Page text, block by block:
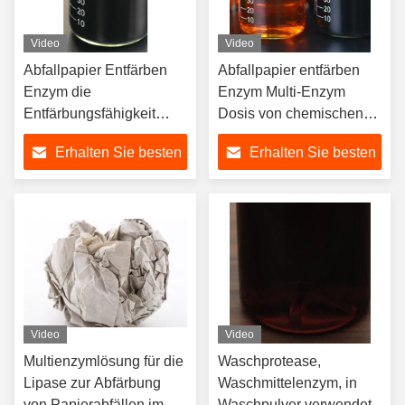
Video
Abfallpapier Entfärben
Enzym die
Entfärbungsfähigkeit
verbessern
Papierherstellung Enzym
Erhalten Sie besten
Video
Abfallpapier entfärben
Enzym Multi-Enzym
Dosis von chemischen
Drogen und
Umweltverschmutzung
reduzieren
Erhalten Sie besten
Video
Multienzymlösung für die
Lipase zur Abfärbung
Video
Waschprotease,
Waschmittelenzym, in